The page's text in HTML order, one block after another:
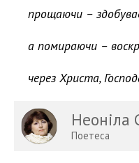
прощаючи –
а помираючи –
через Христа,
Поетеса